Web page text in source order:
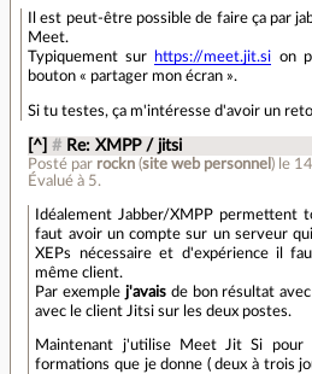
Il est peut-être possible de faire ça par
Meet.
Typiquement sur
https://meet.jit.si on
bouton « partager mon écran ».
Si tu testes, ça m'intéresse d'avoir un
[^] # Re: XMPP / jitsi
Posté par rockn (site web personnel ) le
Évalué à 5.
Idéalement Jabber/XMPP permettent
faut avoir un compte sur un serveur
XEPs nécessaire et d'expérience il
même client.
Par exemple j'avais de bon résultat
avec le client Jitsi sur les deux postes.
Maintenant j'utilise Meet Jit Si pour
formations que je donne ( deux à trois